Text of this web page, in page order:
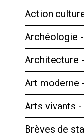
Action
Archéologie
Architecture
Art moderne
Arts vivants
Brèves de